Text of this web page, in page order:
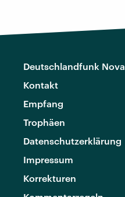
Deutschlandfunk Nova
Kontakt
Empfang
Trophäen
Datenschutzerklärung
Impressum
Korrekturen